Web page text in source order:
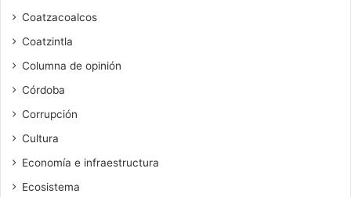
Coatzacoalcos
Coatzintla
Columna de opinión
Córdoba
Corrupción
Cultura
Economía e infraestructura
Ecosistema